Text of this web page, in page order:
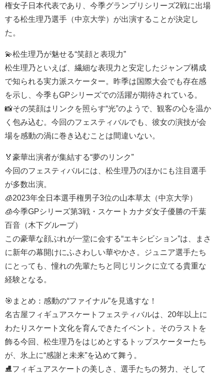
権女子日本代表であり、今季グランプリシリーズ2戦に出場
する松生理乃選手（中京大学）が出演することが決定し
た。
💫松生理乃が魅せる“笑顔と表現力”
松生理乃といえば、繊細な表現力と安定したジャンプ構成
で知られる実力派スケーター。昨季は国際大会でも存在感
を示し、今季もGPシリーズでの活躍が期待されている。
📸その笑顔はリンクを照らす“光”のようで、観客の心を温か
く包み込む。今回のフェスティバルでも、彼女の演技が会
場を感動の渦に巻き込むことは間違いない。
🏅豪華出演者が集結する“夢のリンク”
今回のフェスティバルには、松生理乃のほかにも注目選手
が多数出演。
🧊2023年全日本選手権男子3位の山本草太（中京大学）
🧊今季GPシリーズ第3戦・スケートカナダ女子優勝の千葉
百音（木下グループ）
この豪華な顔ぶれが一堂に会する“エキシビション”は、まさ
に新年の幕開けにふさわしい華やかさ。ジュニア選手たち
にとっても、憧れの先輩たちと同じリンクに立てる貴重な
経験となる。
🎯まとめ：感動の“ファイナル”を見逃すな！
名古屋フィギュアスケートフェスティバルは、20年以上に
わたりスケート文化を育んできたイベント。そのラストを
飾る今回、松生理乃をはじめとするトップスケーターたち
が、氷上に“感謝と未来”を込めて舞う。
⛸️フィギュアスケートの美しさ、選手たちの努力、そして